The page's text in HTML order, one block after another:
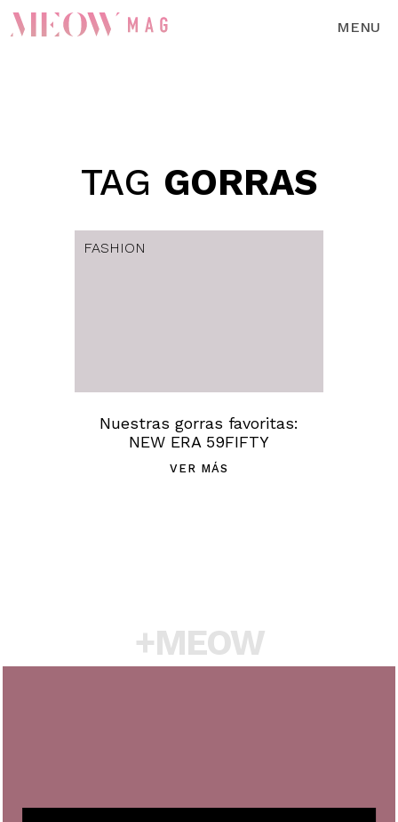
MENU
TAG GORRAS
FASHION
Nuestras gorras favoritas:
NEW ERA 59FIFTY
VER MÁS
+MEOW